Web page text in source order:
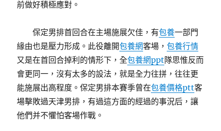
前做好積極應對。
保定男排首回合在主場施展欠佳，有包養一部門
緣由也是壓力形成。此役離開包養網客場，包養行情
又是在首回合掉利的情形下，全包養網ppt隊思惟反而
會更同一，沒有太多的設法，就是全力往拼，往往更
能施展出高程度。保定男排本賽季曾在包養價格ptt客
場擊敗過天津男排，有過這方面的經過的事況后，讓
他們并不懼怕客場作戰。